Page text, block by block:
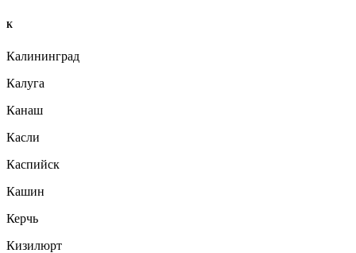
К
Калининград
Калуга
Канаш
Касли
Каспийск
Кашин
Керчь
Кизилюрт